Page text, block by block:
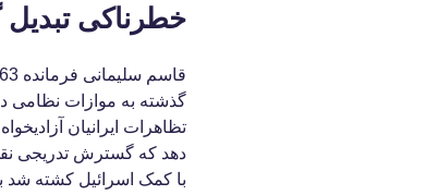
خطرناکی تبدیل
گذشته به موازات نظامی
تظاهرات ایرانیان
دهد که گسترش تدریجی
با کمک اسرائیل کشته شد